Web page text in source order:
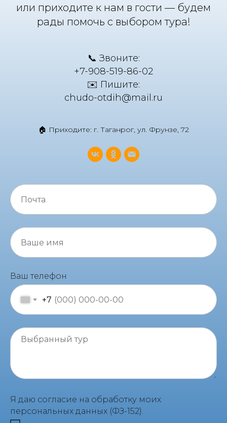
или приходите к нам в гости — будем
рады помочь с выбором тура!
📞 Звоните:
+7-908-519-86-02
✉️ Пишите:
chudo-otdih@mail.ru
🏠 Приходите: г. Таганрог, ул. Фрунзе, 72
Ваш телефон
+7
Я даю согласие на обработку моих
персональных данных (ФЗ-152).